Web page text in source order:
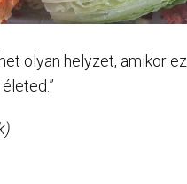
olyan helyzet, amikor ez